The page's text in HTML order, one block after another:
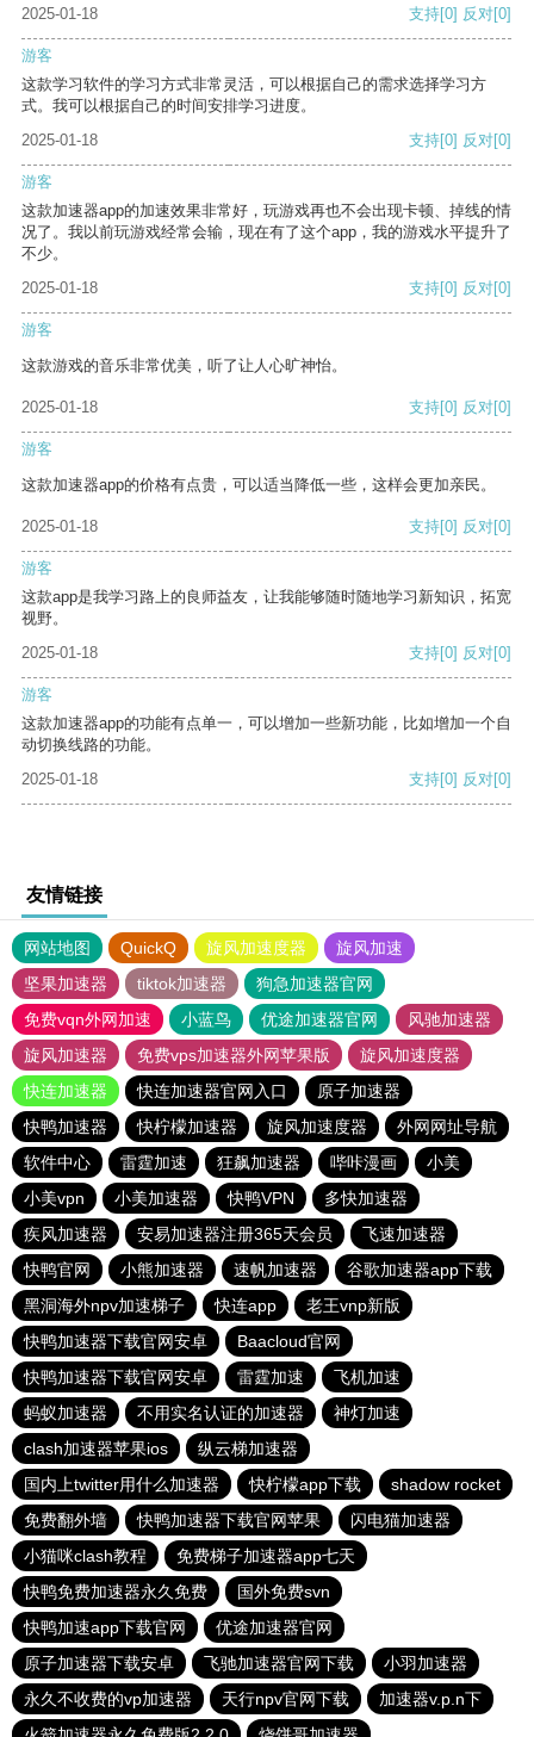
2025-01-18 支持[0] 反对[0]
游客
这款学习软件的学习方式非常灵活，可以根据自己的需求选择学习方
式。我可以根据自己的时间安排学习进度。
2025-01-18
支持[0] 反对[0]
游客
这款加速器app的加速效果非常好，玩游戏再也不会出现卡顿、掉线的情
况了。我以前玩游戏经常会输，现在有了这个app，我的游戏水平提升了
不少。
2025-01-18
支持[0] 反对[0]
游客
这款游戏的音乐非常优美，听了让人心旷神怡。
2025-01-18 支持[0] 反对[0]
游客
这款加速器app的价格有点贵，可以适当降低一些，这样会更加亲民。
2025-01-18 支持[0] 反对[0]
游客
这款app是我学习路上的良师益友，让我能够随时随地学习新知识，拓宽
视野。
2025-01-18
支持[0] 反对[0]
游客
这款加速器app的功能有点单一，可以增加一些新功能，比如增加一个自
动切换线路的功能。
2025-01-18
支持[0] 反对[0]
友情链接
网站地图 QuickQ 旋风加速度器
旋风加速
坚果加速器
tiktok加速器
狗急加速器官网
免费vqn外网加速
小蓝鸟 优途加速器官网
风驰加速器
旋风加速器
免费vps加速器外网苹果版
旋风加速度器
快连加速器
快连加速器官网入口
原子加速器
快鸭加速器
快柠檬加速器 旋风加速度器
外网网址导航
软件中心
雷霆加速 狂飙加速器 哔咔漫画
小美
小美vpn
小美加速器 快鸭VPN
多快加速器
疾风加速器
安易加速器注册365天会员
飞速加速器
快鸭官网
小熊加速器 速帆加速器
谷歌加速器app下载
黑洞海外npv加速梯子
快连app
老王vnp新版
快鸭加速器下载官网安卓
Baacloud官网
快鸭加速器下载官网安卓
雷霆加速
飞机加速
蚂蚁加速器
不用实名认证的加速器
神灯加速
clash加速器苹果ios
纵云梯加速器
国内上twitter用什么加速器
快柠檬app下载
shadow rocket
免费翻外墙
快鸭加速器下载官网苹果
闪电猫加速器
小猫咪clash教程
免费梯子加速器app七天
快鸭免费加速器永久免费
国外免费svn
快鸭加速app下载官网
优途加速器官网
原子加速器下载安卓
飞驰加速器官网下载
小羽加速器
永久不收费的vp加速器
天行npv官网下载
加速器v.p.n下